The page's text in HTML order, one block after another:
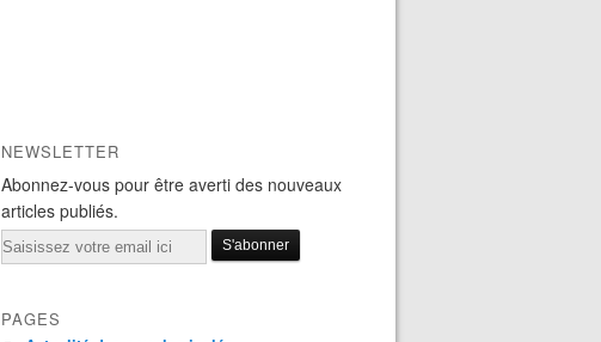
NEWSLETTER
Abonnez-vous pour être averti des nouveaux
articles publiés.
Email
PAGES